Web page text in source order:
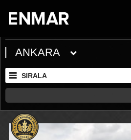
ANKARA
SIRALA